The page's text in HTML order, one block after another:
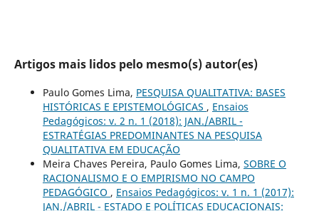
Artigos mais lidos pelo mesmo(s) autor(es)
Paulo Gomes Lima, PESQUISA QUALITATIVA: BASES
HISTÓRICAS E EPISTEMOLÓGICAS , Ensaios
Pedagógicos: v. 2 n. 1 (2018): JAN./ABRIL -
ESTRATÉGIAS PREDOMINANTES NA PESQUISA
QUALITATIVA EM EDUCAÇÃO
Meira Chaves Pereira, Paulo Gomes Lima, SOBRE O
RACIONALISMO E O EMPIRISMO NO CAMPO
PEDAGÓGICO , Ensaios Pedagógicos: v. 1 n. 1 (2017):
JAN./ABRIL - ESTADO E POLÍTICAS EDUCACIONAIS: